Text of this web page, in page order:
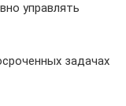
управлять
задачах